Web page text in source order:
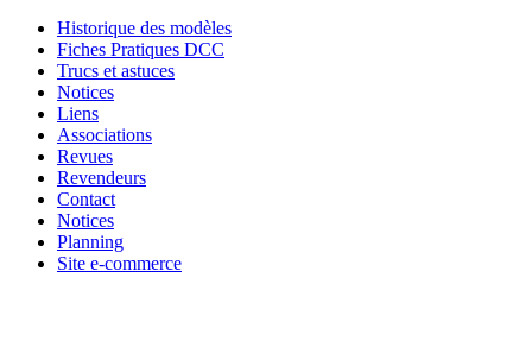
Historique des modèles
Fiches Pratiques DCC
Trucs et astuces
Notices
Liens
Associations
Revues
Revendeurs
Contact
Notices
Planning
Site e-commerce